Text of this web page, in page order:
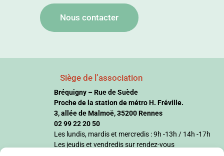
Nous contacter
Siège de l’association
Bréquigny – Rue de Suède
Proche de la station de métro H. Fréville.
3, allée de Malmoë, 35200 Rennes
02 99 22 20 50
Les lundis, mardis et mercredis : 9h -13h / 14h -17h
Les jeudis et vendredis sur rendez-vous